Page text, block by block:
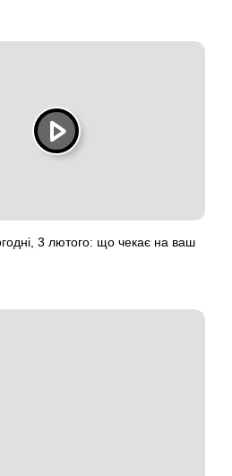
3 лютого: що чекає на ваш